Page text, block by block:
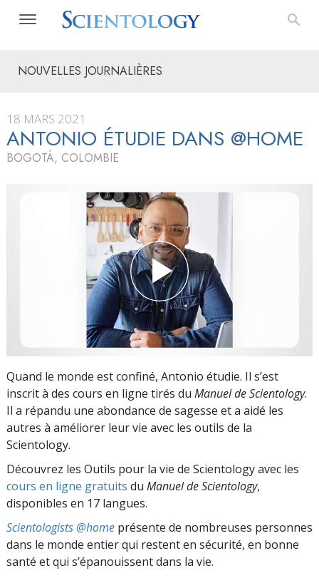
NOUVELLES JOURNALIÈRES
18 MARS 2021
ANTONIO ÉTUDIE DANS @HOME
BOGOTÁ, COLOMBIE
Quand le monde est confiné, Antonio étudie. Il s’est
inscrit à des cours en ligne tirés du Manuel de Scientology.
Il a répandu une abondance de sagesse et a aidé les
autres à améliorer leur vie avec les outils de la
Scientology.
Découvrez les Outils pour la vie de Scientology avec les
cours en ligne gratuits du Manuel de Scientology,
disponibles en 17 langues.
Scientologists @home présente de nombreuses personnes
dans le monde entier qui restent en sécurité, en bonne
santé et qui s’épanouissent dans la vie.